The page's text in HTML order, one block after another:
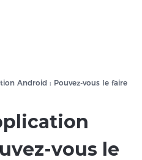
Android : Pouvez-vous le faire
vous le